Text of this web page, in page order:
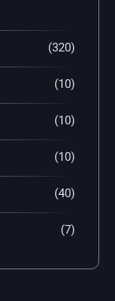
(320)
(10)
(10)
(10)
(40)
(7)